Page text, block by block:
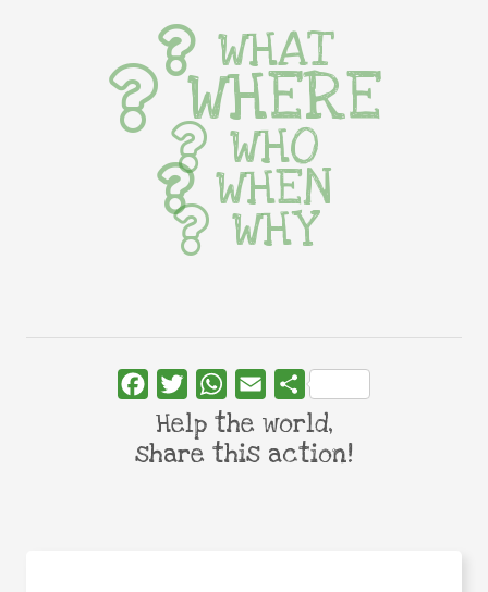
WHAT
WHERE
WHO
WHEN
WHY
FacebookTwitterWhatsApp
Email Share
Help the world,
share this action!